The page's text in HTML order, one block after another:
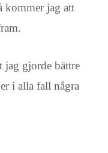
kommer jag att
jag gjorde bättre
i alla fall några